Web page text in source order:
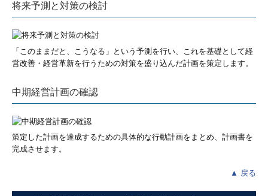
将来予測と対策の検討
「このままだと、こうなる」という予測を行い、これを基礎として経
営改善・経営革新を行うための対策を盛り込んだ計画を策定します。
中期経営計画の確認
策定した計画を達成するための具体的な行動計画をまとめ、計画書を
完成させます。
▲ 戻る